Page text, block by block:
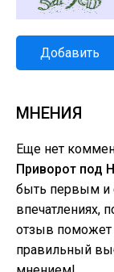
Добавить
МНЕНИЯ
Еще нет
Приворот под
быть первым и
впечатлениях,
отзыв поможет
правильный